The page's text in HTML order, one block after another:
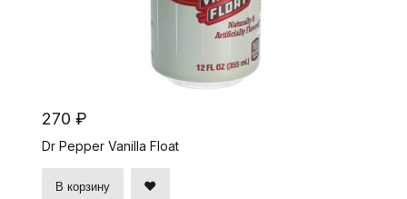
270 ₽
Dr Pepper Vanilla Float
В корзину